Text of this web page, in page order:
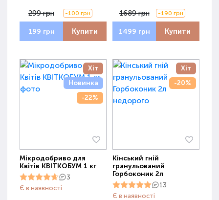
299 грн -100 грн
199 грн Купити
1689 грн -190 грн
1499 грн Купити
Хіт
Новинка
-22%
Мікродобриво для
Квітів КВІТКОБУМ 1 кг
3
Є в наявності
Хіт
-20%
Кінський гній
гранульований
Горбоконик 2л
13
Є в наявності